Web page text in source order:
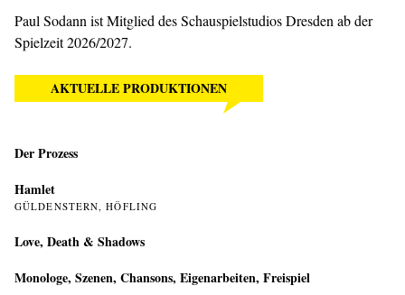
Paul Sodann ist Mitglied des Schauspielstudios Dresden ab der
Spielzeit 2026/2027.
AKTUELLE PRODUKTIONEN
Der Prozess
Hamlet
GÜLDENSTERN, HÖFLING
Love, Death & Shadows
Monologe, Szenen, Chansons, Eigenarbeiten, Freispiel